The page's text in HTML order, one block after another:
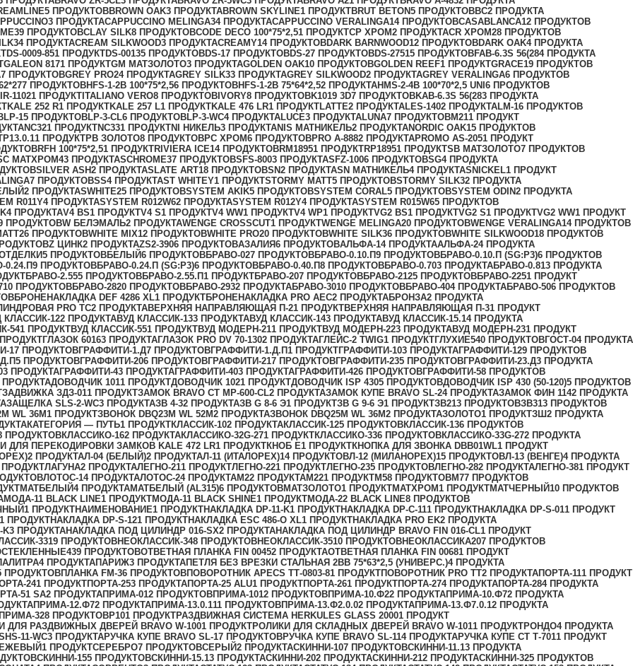
5 ПРОДУКТОВBROWN OAK3 ПРОДУКТАBROWN SKYLINE1 ПРОДУКТBRUT BETON5 ПРОДУКТОВBС2 ПРОДУКТА
3 ПРОДУКТАCAPPUCCINO MELINGA34 ПРОДУКТАCAPPUCCINO VERALINGA14 ПРОДУКТОВCASABLANCA12 ПРОДУКТОВ
39 ПРОДУКТОВCLAY SILK8 ПРОДУКТОВCODE DECO 100*75*2,51 ПРОДУКТCP ХРОМ2 ПРОДУКТАCR ХРОМ28 ПРОДУКТОВ
34 ПРОДУКТАCREAM SILKWOOD3 ПРОДУКТАCREAMY14 ПРОДУКТОВDARK BARNWOOD12 ПРОДУКТОВDARK OAK4 ПРОДУКТА
DS-0009-851 ПРОДУКТDS-00135 ПРОДУКТОВDS-17 ПРОДУКТОВDS-27 ПРОДУКТОВDS-27515 ПРОДУКТОВFAB-6.3S 56(284 ПРОДУКТА
GALEON 8171 ПРОДУКТGM МАТЗОЛОТО3 ПРОДУКТАGOLDEN OAK10 ПРОДУКТОВGOLDEN REEF1 ПРОДУКТGRACE19 ПРОДУКТОВ
7 ПРОДУКТОВGREY PRO24 ПРОДУКТАGREY SILK33 ПРОДУКТАGREY SILKWOOD2 ПРОДУКТАGREY VERALINGA6 ПРОДУКТОВ
7 ПРОДУКТОВHFS-1-2B 100*75*2,56 ПРОДУКТОВHFS-1-2B 75*64*2,52 ПРОДУКТАHMS-2-4B 100*70*2,5 UNI 6 ПРОДУКТОВ
IR-11021 ПРОДУКТ ITALIANO VERO8 ПРОДУКТОВ IVORY8 ПРОДУКТОВK1019 3D7 ПРОДУКТОВKAB-6.3S 56(283 ПРОДУКТА
KALE 252 R1 ПРОДУКТKALE 257 L1 ПРОДУКТKALE 476 LR1 ПРОДУКТLATTE2 ПРОДУКТАLES-1402 ПРОДУКТАLM-16 ПРОДУКТОВ
LP-15 ПРОДУКТОВLP-3-CL6 ПРОДУКТОВLP-3-WC4 ПРОДУКТАLUCE3 ПРОДУКТАLUNA7 ПРОДУКТОВM211 ПРОДУКТ
NC321 ПРОДУКТNC331 ПРОДУКТNI НИКЕЛЬ3 ПРОДУКТАNIS МАТНИКЕЛЬ2 ПРОДУКТАNORDIC OAK15 ПРОДУКТОВ
P13.0.11 ПРОДУКТPB ЗОЛОТО8 ПРОДУКТОВPC ХРОМ6 ПРОДУКТОВPRO A-8882 ПРОДУКТАPROMO AS-2051 ПРОДУКТ
RFH 100*75*2,51 ПРОДУКТRIVIERA ICE14 ПРОДУКТОВRM18951 ПРОДУКТRP18951 ПРОДУКТSB МАТЗОЛОТО7 ПРОДУКТОВ
МАТХРОМ43 ПРОДУКТАSCHROME37 ПРОДУКТОВSFS-8003 ПРОДУКТАSFZ-1006 ПРОДУКТОВSG4 ПРОДУКТА
SILVER ASH2 ПРОДУКТАSLATE ART18 ПРОДУКТОВSN2 ПРОДУКТАSN МАТНИКЕЛЬ4 ПРОДУКТАSNICKEL1 ПРОДУКТ
7 ПРОДУКТОВSS4 ПРОДУКТАST WHITEY1 ПРОДУКТSTORMY MATT5 ПРОДУКТОВSTORMY SILK32 ПРОДУКТА
2 ПРОДУКТАSWHITE25 ПРОДУКТОВSYSTEM AKIK5 ПРОДУКТОВSYSTEM CORAL5 ПРОДУКТОВSYSTEM ODIN2 ПРОДУКТА
R011Y4 ПРОДУКТАSYSTEM R012W62 ПРОДУКТАSYSTEM R012Y4 ПРОДУКТАSYSTEM R015W65 ПРОДУКТОВ
4 ПРОДУКТАV4 BS1 ПРОДУКТV4 S1 ПРОДУКТV4 WW1 ПРОДУКТV4 WР1 ПРОДУКТVG2 BS1 ПРОДУКТVG2 S1 ПРОДУКТVG2 WW1 ПРОДУКТ
ПРОДУКТОВW БЕЛЭМАЛЬ2 ПРОДУКТАWENGE CROSSCUT1 ПРОДУКТWENGE MELINGA20 ПРОДУКТОВWENGE VERALINGA14 ПРОДУКТОВ
26 ПРОДУКТОВWHITE MIX12 ПРОДУКТОВWHITE PRO20 ПРОДУКТОВWHITE SILK36 ПРОДУКТОВWHITE SILKWOOD18 ПРОДУКТОВ
Z ЦИНК2 ПРОДУКТАZS2-3906 ПРОДУКТОВАЗАЛИЯ6 ПРОДУКТОВАЛЬФА-14 ПРОДУКТААЛЬФА-24 ПРОДУКТА
5 ПРОДУКТОВБЕЛЫЙ6 ПРОДУКТОВБРАВО-027 ПРОДУКТОВБРАВО-0.10.П9 ПРОДУКТОВБРАВО-0.10.П (SG:P3)6 ПРОДУКТОВ
0.24.П9 ПРОДУКТОВБРАВО-0.24.П (SG:P3)6 ПРОДУКТОВБРАВО-0.40.П8 ПРОДУКТОВБРАВО-0.703 ПРОДУКТАБРАВО-0.813 ПРОДУКТА
БРАВО-2.555 ПРОДУКТОВБРАВО-2.55.П1 ПРОДУКТБРАВО-207 ПРОДУКТОВБРАВО-2125 ПРОДУКТОВБРАВО-2251 ПРОДУКТ
10 ПРОДУКТОВБРАВО-2820 ПРОДУКТОВБРАВО-2932 ПРОДУКТАБРАВО-3010 ПРОДУКТОВБРАВО-404 ПРОДУКТАБРАВО-506 ПРОДУКТОВ
БРОНЕНАКЛАДКА DEF 4286 XL1 ПРОДУКТБРОНЕНАКЛАДКА PRO AEC2 ПРОДУКТАБРОНЗА2 ПРОДУКТА
PRO TC2 ПРОДУКТАВЕРХНЯЯ НАПРАВЛЯЮЩАЯ П-21 ПРОДУКТВЕРХНЯЯ НАПРАВЛЯЮЩАЯ П-31 ПРОДУКТ
КЛАССИК-122 ПРОДУКТАВУД КЛАССИК-133 ПРОДУКТАВУД КЛАССИК-143 ПРОДУКТАВУД КЛАССИК-15.14 ПРОДУКТА
541 ПРОДУКТВУД КЛАССИК-551 ПРОДУКТВУД МОДЕРН-211 ПРОДУКТВУД МОДЕРН-223 ПРОДУКТАВУД МОДЕРН-231 ПРОДУКТ
ГЛАЗОК 60163 ПРОДУКТАГЛАЗОК PRO DV 70-1302 ПРОДУКТАГЛЕЙС-2 TWIG1 ПРОДУКТГЛУХИЕ540 ПРОДУКТОВГОСТ-04 ПРОДУКТА
17 ПРОДУКТОВГРАФФИТИ-1.Д7 ПРОДУКТОВГРАФФИТИ-1.Д.П1 ПРОДУКТГРАФФИТИ-103 ПРОДУКТАГРАФФИТИ-129 ПРОДУКТОВ
5 ПРОДУКТОВГРАФФИТИ-206 ПРОДУКТОВГРАФФИТИ-217 ПРОДУКТОВГРАФФИТИ-235 ПРОДУКТОВГРАФФИТИ-23.Д3 ПРОДУКТА
3 ПРОДУКТАГРАФФИТИ-43 ПРОДУКТАГРАФФИТИ-403 ПРОДУКТАГРАФФИТИ-426 ПРОДУКТОВГРАФФИТИ-58 ПРОДУКТОВ
ПРОДУКТАДОВОДЧИК 1011 ПРОДУКТДОВОДЧИК 1021 ПРОДУКТДОВОДЧИК ISP 4305 ПРОДУКТОВДОВОДЧИК ISP 430 (50-120)5 ПРОДУКТОВ
ЗАДВИЖКА ЗДЗ-011 ПРОДУКТЗАМОК BRAVO СТ MP-600-CL2 ПРОДУКТАЗАМОК КУПЕ BRAVO SL-24 ПРОДУКТАЗАМОК ФИН 1142 ПРОДУКТА
ЗАЩЕЛКА SLS-2-WC3 ПРОДУКТАЗВ 4-32 ПРОДУКТАЗВ G 8-6 Э1 ПРОДУКТЗВ G 9-6 Э1 ПРОДУКТЗВ213 ПРОДУКТОВЗВ313 ПРОДУКТОВ
WL 36M1 ПРОДУКТЗВОНОК DBQ23M WL 52M2 ПРОДУКТАЗВОНОК DBQ25M WL 36M2 ПРОДУКТАЗОЛОТО1 ПРОДУКТЗШ2 ПРОДУКТА
КАТЕГОРИЯ — ПУТЬ1 ПРОДУКТКЛАССИК-102 ПРОДУКТАКЛАССИК-125 ПРОДУКТОВКЛАССИК-136 ПРОДУКТОВ
ПРОДУКТОВКЛАССИКО-162 ПРОДУКТАКЛАССИКО-32G-271 ПРОДУКТКЛАССИКО-336 ПРОДУКТОВКЛАССИКО-33G-272 ПРОДУКТА
ДЛЯ ПЕРЕКОДИРОВКИ ЗАМКОВ KALE 472 LR1 ПРОДУКТКНОБ Е1 ПРОДУКТКНОПКА ДЛЯ ЗВОНКА DBB01WL1 ПРОДУКТ
2 ПРОДУКТАЛ-04 (БЕЛЫЙ)2 ПРОДУКТАЛ-11 (ИТАЛОРЕХ)14 ПРОДУКТОВЛ-12 (МИЛАНОРЕХ)15 ПРОДУКТОВЛ-13 (ВЕНГЕ)4 ПРОДУКТА
ПРОДУКТЛАГУНА2 ПРОДУКТАЛЕГНО-211 ПРОДУКТЛЕГНО-221 ПРОДУКТЛЕГНО-235 ПРОДУКТОВЛЕГНО-282 ПРОДУКТАЛЕГНО-381 ПРОДУКТ
ЛОТОС-14 ПРОДУКТАЛОТОС-24 ПРОДУКТАМ22 ПРОДУКТАМ221 ПРОДУКТМ58 ПРОДУКТОВМ77 ПРОДУКТОВ
МАТБЕЛЫЙ4 ПРОДУКТАМАТБЕЛЫЙ (AL315)6 ПРОДУКТОВМАТЗОЛОТО1 ПРОДУКТМАТХРОМ1 ПРОДУКТМАТЧЕРНЫЙ10 ПРОДУКТОВ
МОДА-11 BLACK LINE1 ПРОДУКТМОДА-11 BLACK SHINE1 ПРОДУКТМОДА-22 BLACK LINE8 ПРОДУКТОВ
1 ПРОДУКТНАИМЕНОВАНИЕ1 ПРОДУКТНАКЛАДКА DP-11-K1 ПРОДУКТНАКЛАДКА DP-C-111 ПРОДУКТНАКЛАДКА DP-S-011 ПРОДУКТ
1 ПРОДУКТНАКЛАДКА DP-S-121 ПРОДУКТНАКЛАДКА ESC 486-O XL1 ПРОДУКТНАКЛАДКА PRO EK2 ПРОДУКТА
K3 ПРОДУКТАНАКЛАДКА ПОД ЦИЛИНДР 016-SX2 ПРОДУКТАНАКЛАДКА ПОД ЦИЛИНДР BRAVO FIN 016-СL1 ПРОДУКТ
3319 ПРОДУКТОВНЕОКЛАССИК-348 ПРОДУКТОВНЕОКЛАССИК-3510 ПРОДУКТОВНЕОКЛАССИКА207 ПРОДУКТОВ
439 ПРОДУКТОВОТВЕТНАЯ ПЛАНКА FIN 00452 ПРОДУКТАОТВЕТНАЯ ПЛАНКА FIN 00681 ПРОДУКТ
4 ПРОДУКТАПАРИЖ3 ПРОДУКТАПЕТЛЯ БЕЗ ВРЕЗКИ СТАЛЬНАЯ 2ВВ 75*63*2,5 (УНИВЕРС.)4 ПРОДУКТА
ПРОДУКТОВПЛАНКА FM-36 ПРОДУКТОВПОВОРОТНИК APECS ТТ-0803-81 ПРОДУКТПОВОРОТНИК PRO TT2 ПРОДУКТАПОРТА-111 ПРОДУКТ
241 ПРОДУКТПОРТА-253 ПРОДУКТАПОРТА-25 ALU1 ПРОДУКТПОРТА-261 ПРОДУКТПОРТА-274 ПРОДУКТАПОРТА-284 ПРОДУКТА
51 SA2 ПРОДУКТАПРИМА-012 ПРОДУКТОВПРИМА-1012 ПРОДУКТОВПРИМА-10.Ф22 ПРОДУКТАПРИМА-10.Ф72 ПРОДУКТА
ПРИМА-12.Ф72 ПРОДУКТАПРИМА-13.0.111 ПРОДУКТОВПРИМА-13.Ф2.0.02 ПРОДУКТАПРИМА-13.Ф7.0.12 ПРОДУКТА
ПРИМА-328 ПРОДУКТОВР101 ПРОДУКТРАЗДВИЖНАЯ СИСТЕМА HERKULES GLASS 20001 ПРОДУКТ
ДЛЯ РАЗДВИЖНЫХ ДВЕРЕЙ BRAVO W-1001 ПРОДУКТРОЛИКИ ДЛЯ СКЛАДНЫХ ДВЕРЕЙ BRAVO W-1011 ПРОДУКТРОНДО4 ПРОДУКТА
11-WC3 ПРОДУКТАРУЧКА КУПЕ BRAVO SL-17 ПРОДУКТОВРУЧКА КУПЕ BRAVO SL-114 ПРОДУКТАРУЧКА КУПЕ СТ Т-7011 ПРОДУКТ
1 ПРОДУКТСЕРЕБРО7 ПРОДУКТОВСЕРЫЙ2 ПРОДУКТАСКИННИ-107 ПРОДУКТОВСКИННИ-11.13 ПРОДУКТА
СКИННИ-155 ПРОДУКТОВСКИННИ-15.13 ПРОДУКТАСКИННИ-202 ПРОДУКТАСКИННИ-212 ПРОДУКТАСКИННИ-325 ПРОДУКТОВ